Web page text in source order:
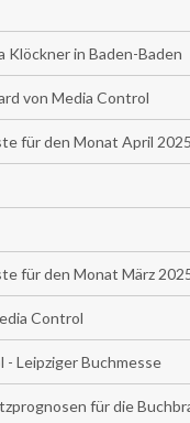
Klöckner in Baden-Baden
von Media Control
für den Monat April 2025
für den Monat März
Control
Leipziger Buchmesse
für die